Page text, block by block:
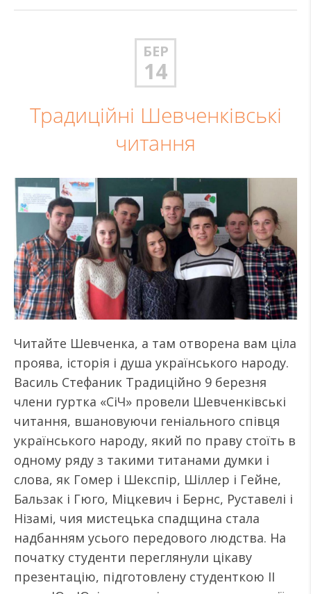
БЕР
14
Традиційні Шевченківські
читання
Читайте Шевченка, а там отворена вам ціла
проява, історія і душа українського народу.
Василь Стефаник Традиційно 9 березня
члени гуртка «СіЧ» провели Шевченківські
читання, вшановуючи геніального співця
українського народу, який по праву стоїть в
одному ряду з такими титанами думки і
слова, як Гомер і Шекспір, Шіллер і Гейне,
Бальзак і Гюго, Міцкевич і Бернс, Руставелі і
Нізамі, чия мистецька спадщина стала
надбанням усього передового людства. На
початку студенти переглянули цікаву
презентацію, підготовлену студенткою ІІ